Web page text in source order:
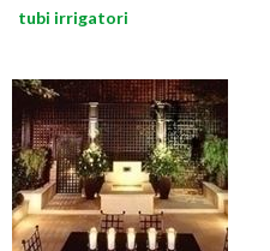
tubi irrigatori